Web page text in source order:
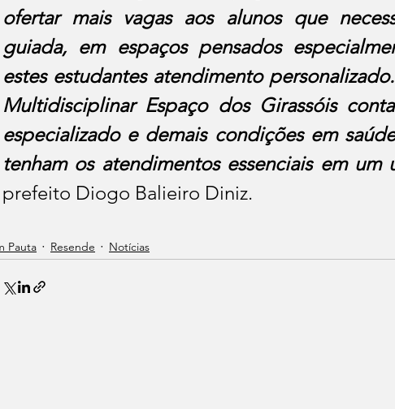
ofertar mais vagas aos alunos que
guiada, em espaços pensados
estes estudantes atendimento
Multidisciplinar Espaço dos Girassóis
especializado e demais condições em
tenham os atendimentos essenciais em um
prefeito Diogo Balieiro Diniz.
Pauta Resende Notícias